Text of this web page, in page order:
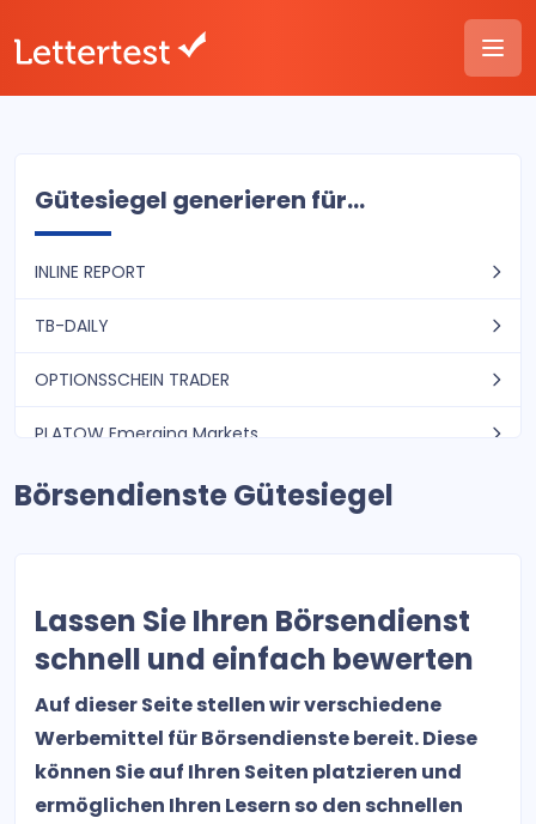
Gütesiegel generieren für...
INLINE REPORT
TB-DAILY
OPTIONSSCHEIN TRADER
PLATOW Emerging Markets
Aktien-Spezialwerte
Tech Crypto Club
TradingBrothers
DAX-Signale Swing Trading
DAXVestor
Börsendienste Gütesiegel
Lassen Sie Ihren Börsendienst
schnell und einfach bewerten
Auf dieser Seite stellen wir verschiedene
Werbemittel für Börsendienste bereit. Diese
können Sie auf Ihren Seiten platzieren und
ermöglichen Ihren Lesern so den schnellen